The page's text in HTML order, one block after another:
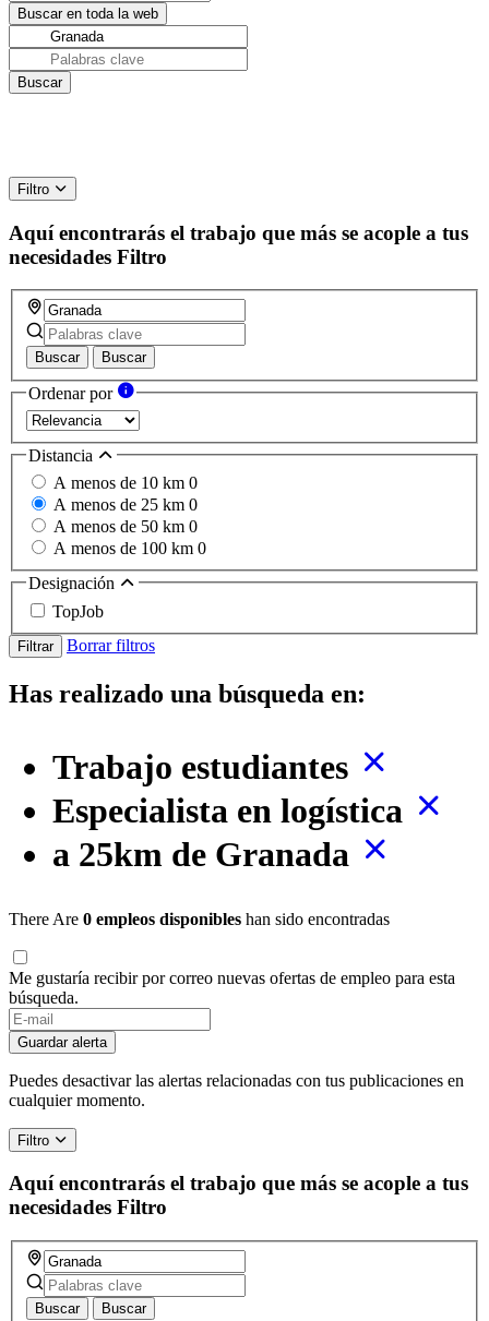
Filtro
Aquí encontrarás el trabajo que más se acople a tus
necesidades Filtro
Buscar Buscar
Ordenar por
Distancia
A menos de 10 km 0
A menos de 25 km 0
A menos de 50 km 0
A menos de 100 km 0
Designación
TopJob
Filtrar Borrar filtros
Has realizado una búsqueda en:
Trabajo estudiantes
Especialista en logística
a 25km de Granada
There Are 0 empleos disponibles han sido encontradas
Me gustaría recibir por correo nuevas ofertas de empleo para esta
búsqueda.
If
you
are
a
human,
ignore
this
field
Guardar alerta
Puedes desactivar las alertas relacionadas con tus publicaciones en
cualquier momento.
Filtro
Aquí encontrarás el trabajo que más se acople a tus
necesidades Filtro
Buscar Buscar